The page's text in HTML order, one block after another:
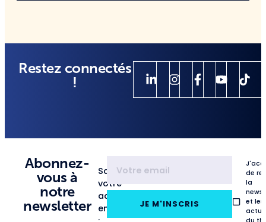
Restez connectés
!
Abonnez-
vous à
notre
newsletter
Saisissez
votre
adresse
email
JE M'INSCRIS
de
la
et les